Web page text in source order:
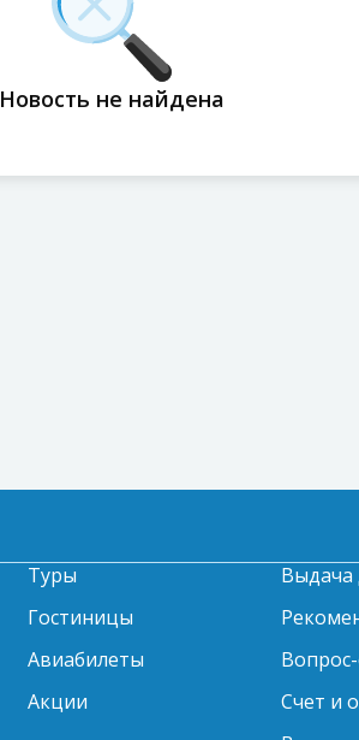
Новость не найдена
Туры
Гостиницы
Авиабилеты
Акции
Выдача
Счет и